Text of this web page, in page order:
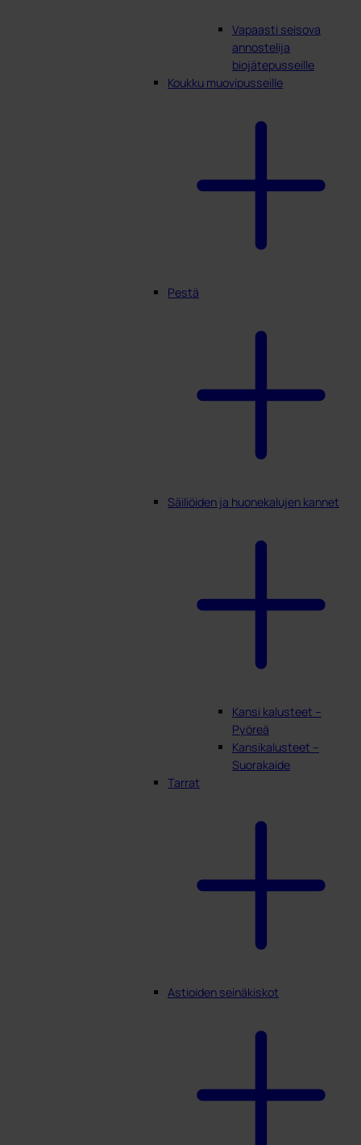
Vapaasti seisova
annostelija
biojätepusseille
Koukku muovipusseille
Pestä
Säiliöiden ja huonekalujen kannet
Kansi kalusteet –
Pyöreä
Kansikalusteet –
Suorakaide
Tarrat
Astioiden seinäkiskot